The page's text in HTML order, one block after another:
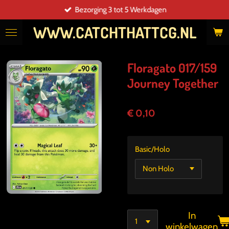
direct
naar
WWW.CATCHTHATTCG.NL
Bezorging 3 tot 5 Werkdagen
Floragato 017/159
Journey Together
€ 0,10
Basic/Holo
In